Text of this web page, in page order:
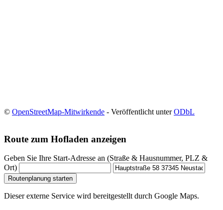
© OpenStreetMap-Mitwirkende - Veröffentlicht unterODbL
Route zum Hofladen anzeigen
Geben Sie Ihre Start-Adresse an (Straße & Hausnummer, PLZ &
Ort)
Routenplanung starten
Dieser externe Service wird bereitgestellt durch Google Maps.